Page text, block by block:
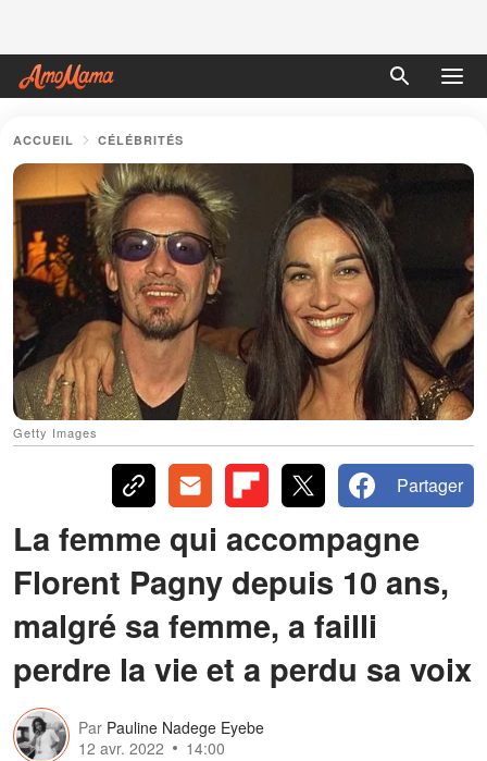
ACCUEIL CÉLÉBRITÉS
Getty Images
Partager
La femme qui accompagne
Florent Pagny depuis 10 ans,
malgré sa femme, a failli
perdre la vie et a perdu sa voix
Par Pauline Nadege Eyebe
12 avr. 2022
14:00